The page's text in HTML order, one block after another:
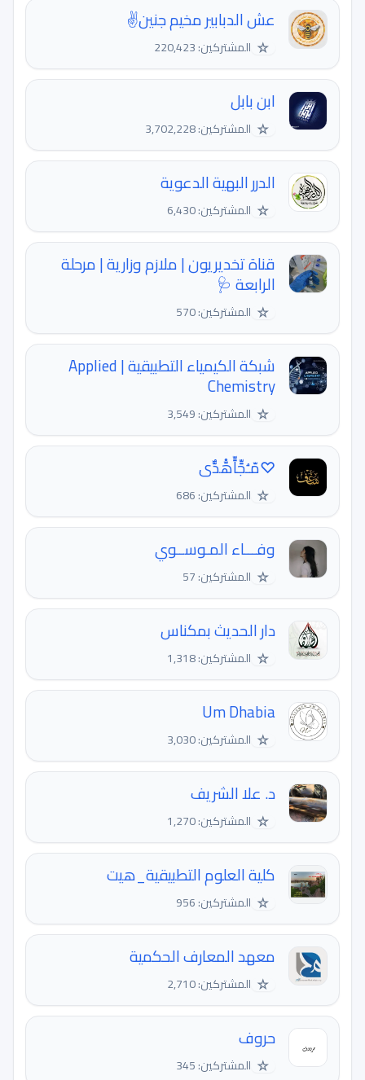
عش الدبابير مخيم جنين✌️
☆ المشتركين: 220,423
ابن بابل
☆ المشتركين: 3,702,228
الدرر البهية الدعوية
☆ المشتركين: 6,430
قناة تخديريون | ملازم وزارية | مرحلة
الرابعة 🩺
☆ المشتركين: 570
شبكة الكيمياء التطبيقية | Applied
Chemistry
☆ المشتركين: 3,549
♡مّـُجٍّاٍّهّْدٌّى
☆ المشتركين: 686
وفـــاء المـوســوي
☆ المشتركين: 57
دار الحديث بمكناس
☆ المشتركين: 1,318
Um Dhabia
☆ المشتركين: 3,030
د. علا الشريف
☆ المشتركين: 1,270
كلية العلوم التطبيقية_هيت
☆ المشتركين: 956
معهد المعارف الحكمية
☆ المشتركين: 2,710
حروف
☆ المشتركين: 345